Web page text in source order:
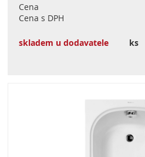
Cena
Cena s DPH
skladem u dodavatele ks